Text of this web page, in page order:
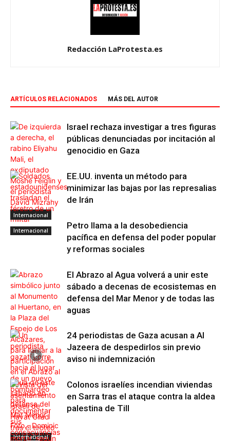
Redacción LaProtesta.es
ARTÍCULOS RELACIONADOS MÁS DEL AUTOR
Internacional
Israel rechaza investigar a tres figuras
públicas denunciadas por incitación al
genocidio en Gaza
Internacional
EE.UU. inventa un método para
minimizar las bajas por las represalias
de Irán
Internacional
Petro llama a la desobediencia
pacífica en defensa del poder popular
y reformas sociales
Internacional
El Abrazo al Agua volverá a unir este
sábado a decenas de ecosistemas en
defensa del Mar Menor y de todas las
aguas
24 periodistas de Gaza acusan a Al
Jazeera de despedirlos sin previo
aviso ni indemnización
Colonos israelíes incendian viviendas
en Sarra tras el ataque contra la aldea
palestina de Till